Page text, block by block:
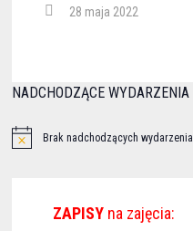
28 maja 2022
NADCHODZĄCE WYDARZENIA
Brak nadchodzących wydarzenia.
ZAPISYna zajęcia: